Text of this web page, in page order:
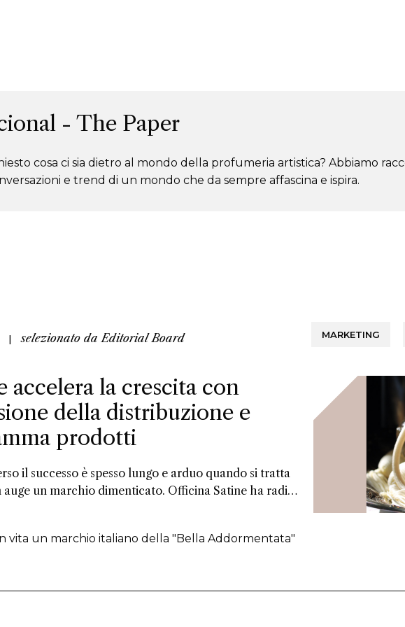
- The Paper
cosa ci sia dietro al mondo della profumeria artistica? Abbiamo
e trend di un mondo che da sempre affascina e ispira.
selezionato daEditorial Board MARKETING
accelera la crescita con
della distribuzione e
prodotti
il successo è spesso lungo e arduo quando si tratta
un marchio dimenticato. Officina Satine ha radici
XIX secolo e un catalogo di fragranze che hanno
1833 è alla guida del progetto di rilancio del
vita un marchio italiano della "Bella Addormentata"